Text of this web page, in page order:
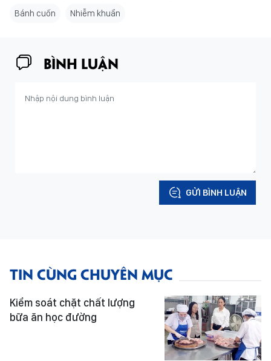
Bánh cuốn Nhiễm khuẩn
BÌNH LUẬN
GỬI BÌNH LUẬN
TIN CÙNG CHUYÊN MỤC
Kiểm soát chặt chất lượng
bữa ăn học đường